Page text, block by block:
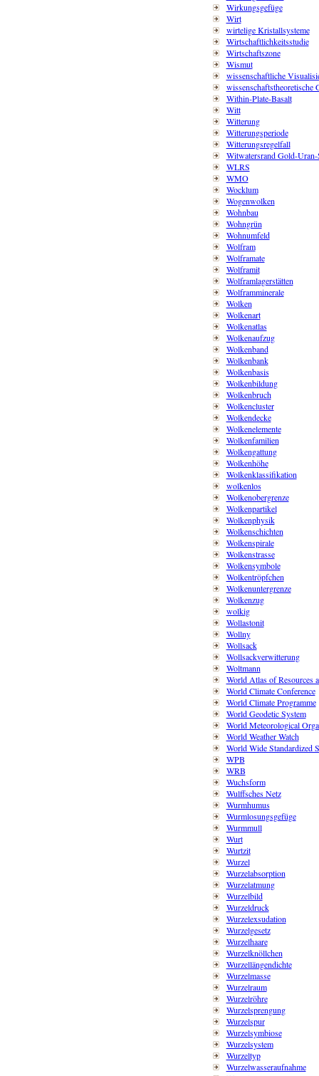
Wirkungsgefüge
Wirt
wirtelige Kristallsysteme
Wirtschaftlichkeitsstudie
Wirtschaftszone
Wismut
wissenschaftliche
wissenschaftstheoretische
Within-Plate-Basalt
Witt
Witterung
Witterungsperiode
Witterungsregelfall
Witwatersrand Gold-Uran-
WLRS
WMO
Wocklum
Wogenwolken
Wohnbau
Wohngrün
Wohnumfeld
Wolfram
Wolframate
Wolframit
Wolframlagerstätten
Wolframminerale
Wolken
Wolkenart
Wolkenatlas
Wolkenaufzug
Wolkenband
Wolkenbank
Wolkenbasis
Wolkenbildung
Wolkenbruch
Wolkencluster
Wolkendecke
Wolkenelemente
Wolkenfamilien
Wolkengattung
Wolkenhöhe
Wolkenklassifikation
wolkenlos
Wolkenobergrenze
Wolkenpartikel
Wolkenphysik
Wolkenschichten
Wolkenspirale
Wolkenstrasse
Wolkensymbole
Wolkentröpfchen
Wolkenuntergrenze
Wolkenzug
wolkig
Wollastonit
Wollny
Wollsack
Wollsackverwitterung
Woltmann
World Atlas of Resources
World Climate Conference
World Climate Programme
World Geodetic System
World Meteorological
World Weather Watch
World Wide Standardized
WPB
WRB
Wuchsform
Wulffsches Netz
Wurmhumus
Wurmlosungsgefüge
Wurmmull
Wurt
Wurtzit
Wurzel
Wurzelabsorption
Wurzelatmung
Wurzelbild
Wurzeldruck
Wurzelexsudation
Wurzelgesetz
Wurzelhaare
Wurzelknöllchen
Wurzellängendichte
Wurzelmasse
Wurzelraum
Wurzelröhre
Wurzelsprengung
Wurzelspur
Wurzelsymbiose
Wurzelsystem
Wurzeltyp
Wurzelwasseraufnahme